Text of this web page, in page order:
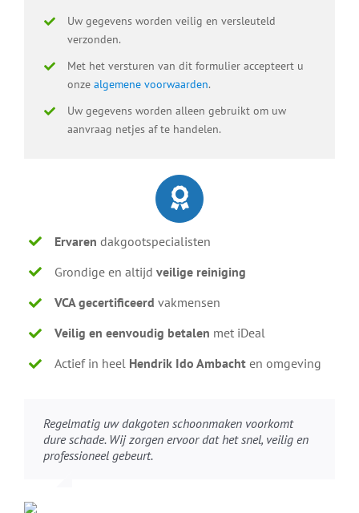
Uw gegevens worden veilig en versleuteld
verzonden.
Met het versturen van dit formulier accepteert u
onze algemene voorwaarden.
Uw gegevens worden alleen gebruikt om uw
aanvraag netjes af te handelen.
Ervaren dakgootspecialisten
Grondige en altijdveilige reiniging
VCA gecertificeerdvakmensen
Veilig en eenvoudig betalen met iDeal
Actief in heel Hendrik Ido Ambacht en omgeving
Regelmatig uw dakgoten schoonmaken voorkomt
dure schade. Wij zorgen ervoor dat het snel, veilig en
professioneel gebeurt.